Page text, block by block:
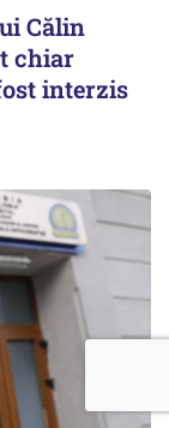
Călin
chiar
interzis